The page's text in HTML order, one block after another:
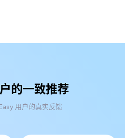
的一致推荐
用户的真实反馈